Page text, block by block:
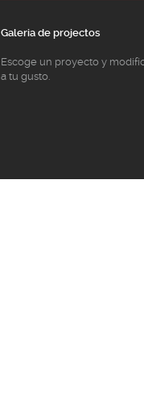
Galeria de projectos
Escoge un proyecto y
a tu gusto.